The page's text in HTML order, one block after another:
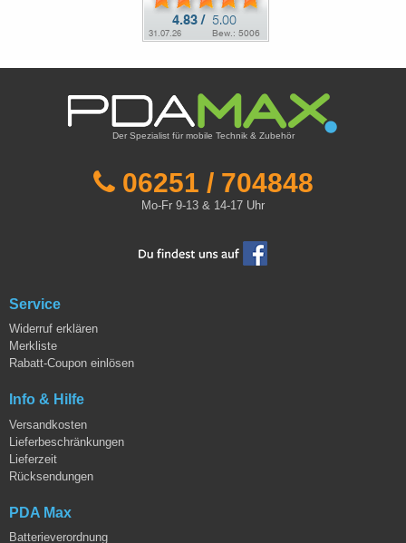
Der Spezialist für mobile Technik & Zubehör
06251 / 704848
Mo-Fr 9-13 & 14-17 Uhr
Service
Widerruf erklären
Merkliste
Rabatt-Coupon einlösen
Info & Hilfe
Versandkosten
Lieferbeschränkungen
Lieferzeit
Rücksendungen
PDA Max
Batterieverordnung